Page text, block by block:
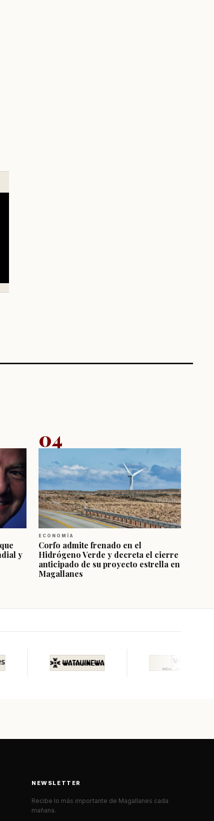
y
04
ECONOMÍA
Corfo admite frenado en el
Hidrógeno Verde y decreta el cierre
anticipado de su proyecto estrella en
Magallanes
NEWSLETTER
Recibe lo más importante de Magallanes cada
mañana.